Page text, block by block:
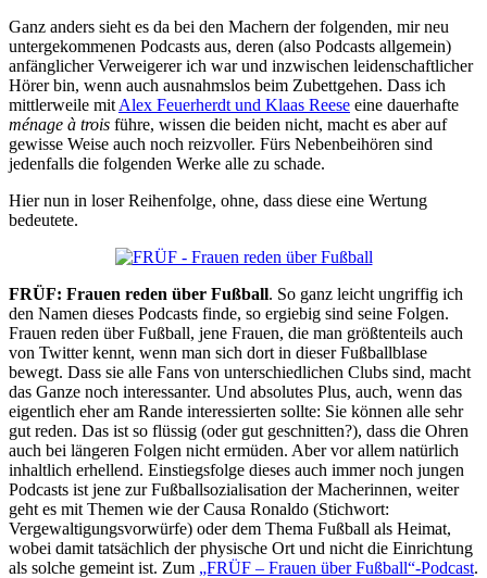
Ganz anders sieht es da bei den Machern der folgenden, mir neu
untergekommenen Podcasts aus, deren (also Podcasts allgemein)
anfänglicher Verweigerer ich war und inzwischen leidenschaftlicher
Hörer bin, wenn auch ausnahmslos beim Zubettgehen. Dass ich
mittlerweile mit Alex Feuerherdt und Klaas Reese eine dauerhafte
ménage à trois führe, wissen die beiden nicht, macht es aber auf
gewisse Weise auch noch reizvoller. Fürs Nebenbeihören sind
jedenfalls die folgenden Werke alle zu schade.
Hier nun in loser Reihenfolge, ohne, dass diese eine Wertung
bedeutete.
FRÜF: Frauen reden über Fußball. So ganz leicht ungriffig ich
den Namen dieses Podcasts finde, so ergiebig sind seine Folgen.
Frauen reden über Fußball, jene Frauen, die man größtenteils auch
von Twitter kennt, wenn man sich dort in dieser Fußballblase
bewegt. Dass sie alle Fans von unterschiedlichen Clubs sind, macht
das Ganze noch interessanter. Und absolutes Plus, auch, wenn das
eigentlich eher am Rande interessierten sollte: Sie können alle sehr
gut reden. Das ist so flüssig (oder gut geschnitten?), dass die Ohren
auch bei längeren Folgen nicht ermüden. Aber vor allem natürlich
inhaltlich erhellend. Einstiegsfolge dieses auch immer noch jungen
Podcasts ist jene zur Fußballsozialisation der Macherinnen, weiter
geht es mit Themen wie der Causa Ronaldo (Stichwort:
Vergewaltigungsvorwürfe) oder dem Thema Fußball als Heimat,
wobei damit tatsächlich der physische Ort und nicht die Einrichtung
als solche gemeint ist. Zum „FRÜF – Frauen über Fußball“-Podcast.